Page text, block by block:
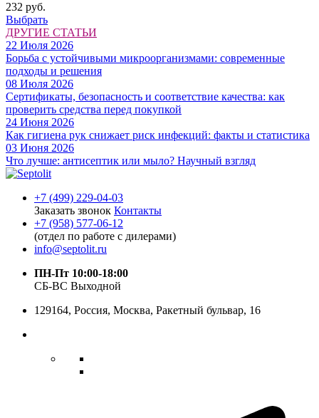
232 руб.
Выбрать
ДРУГИЕ СТАТЬИ
22 Июля 2026
Борьба с устойчивыми микроорганизмами: современные
подходы и решения
08 Июля 2026
Сертификаты, безопасность и соответствие качества: как
проверить средства перед покупкой
24 Июня 2026
Как гигиена рук снижает риск инфекций: факты и статистика
03 Июня 2026
Что лучше: антисептик или мыло? Научный взгляд
+7 (499) 229-04-03
Заказать звонок Контакты
+7 (958) 577-06-12
(отдел по работе с дилерами)
info@septolit.ru
ПН-Пт 10:00-18:00
СБ-ВС Выходной
129164, Россия, Москва, Ракетный бульвар, 16